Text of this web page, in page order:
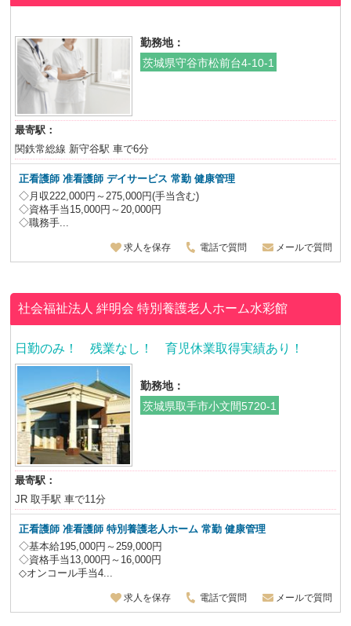
勤務地：
茨城県守谷市松前台4-10-1
最寄駅：
関鉄常総線 新守谷駅 車で6分
正看護師 准看護師 デイサービス常勤 健康管理
◇月収222,000円～275,000円(手当含む)
◇資格手当15,000円～20,000円
◇職務手...
求人を保存 電話で質問 メールで質問
社会福祉法人 絆明会特別養護老人ホーム水彩館
日勤のみ！ 残業なし！ 育児休業取得実績あり！
勤務地：
茨城県取手市小文間5720-1
最寄駅：
JR 取手駅 車で11分
正看護師 准看護師 特別養護老人ホーム常勤 健康管理
◇基本給195,000円～259,000円
◇資格手当13,000円～16,000円
◇オンコール手当4...
求人を保存 電話で質問 メールで質問